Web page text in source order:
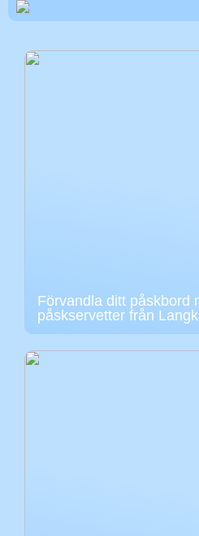
Förvandla ditt påskbord
påskservetter från